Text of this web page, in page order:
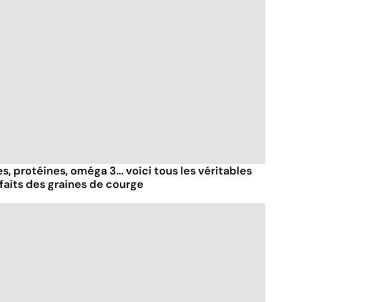
protéines, oméga 3... voici tous les véritables
des graines de courge